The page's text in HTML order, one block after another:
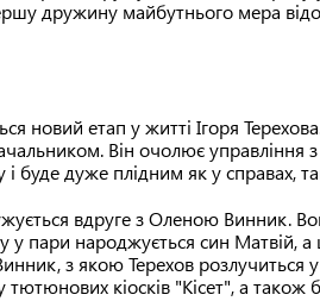
дружину майбутнього мера
новий етап у житті Ігоря
Він очолює управління
буде дуже плідним як у справах,
вдруге з Оленою Винник.
у пари народжується син Матвій,
з якою Терехов розлучиться у
кіосків "Кісет", а також